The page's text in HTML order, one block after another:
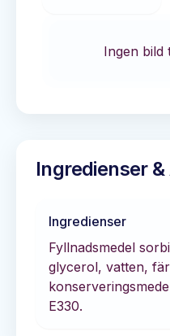
Ingen bild
Ingredienser
Ingredienser
Fyllnadsmedel
glycerol, vatten,
E330.